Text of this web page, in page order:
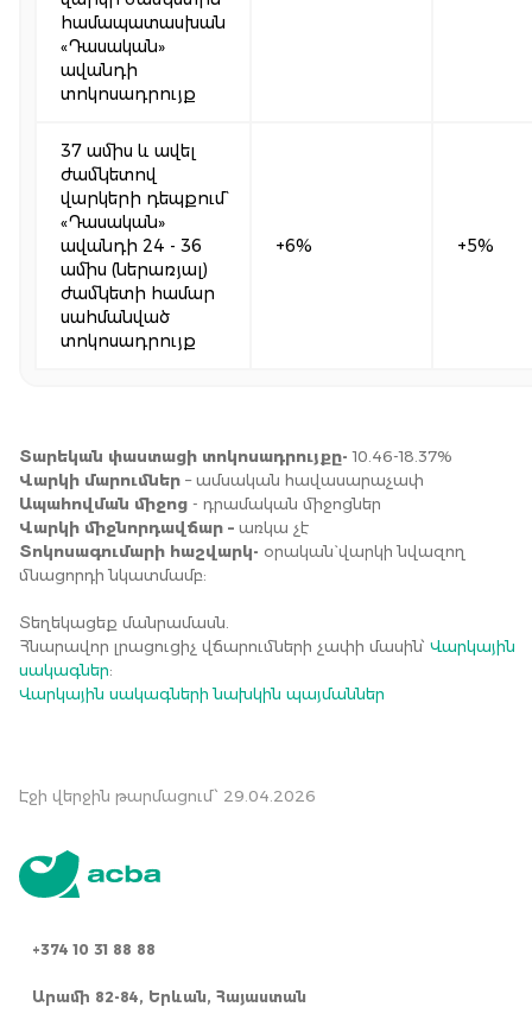
համապատասխան
«Դասական»
ավանդի
տոկոսադրույք
37 ամիս և ավել
ժամկետով
վարկերի դեպքում`
«Դասական»
ավանդի 24 - 36
ամիս (ներառյալ)
ժամկետի համար
սահմանված
տոկոսադրույք
+6% +5%
Տարեկան փաստացի տոկոսադրույքը-10.46-18.37%
Վարկի մարումներ – ամսական հավասարաչափ
Ապահովման միջոց - դրամական միջոցներ
Վարկի միջնորդավճար – առկա չէ
Տոկոսագումարի հաշվարկ- օրական` վարկի նվազող
մնացորդի նկատմամբ:
Տեղեկացեք մանրամասն.
Հնարավոր լրացուցիչ վճարումների չափի մասին՝ Վարկային
սակագներ:
Վարկային սակագների նախկին պայմաններ
Էջի վերջին թարմացում՝ 29.04.2026
+374 10 31 88 88
Արամի 82-84, Երևան, Հայաստան